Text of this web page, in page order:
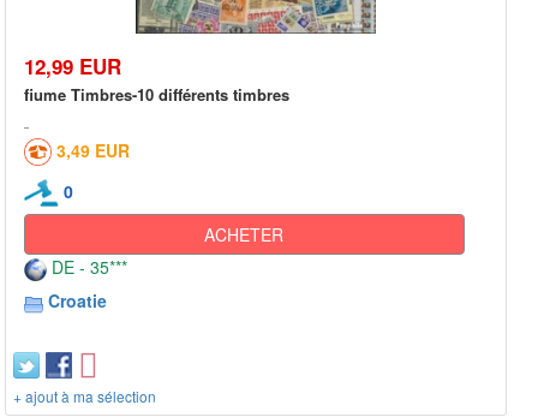
12,99 EUR
fiume Timbres-10 différents timbres
3,49 EUR
0
ACHETER
DE - 35***
Croatie
+ ajout à ma sélection